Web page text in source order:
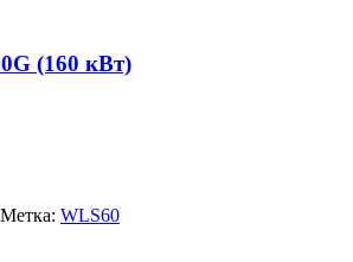
(160 кВт)
Метка: WLS60